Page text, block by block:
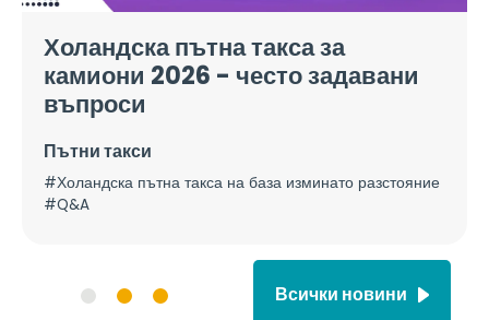
Всички новини
Холандска пътна такса за
камиони 2026 - често задавани
въпроси
Пътни такси
#Холандска пътна такса на база изминато разстояние
#Q&A